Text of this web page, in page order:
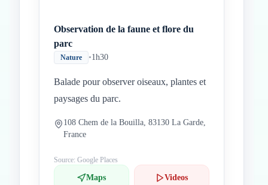
Observation de la faune et flore du
parc
Nature •1h30
Balade pour observer oiseaux, plantes et
paysages du parc.
108 Chem de la Bouilla, 83130 La Garde,
France
Source: Google Places
Maps Videos